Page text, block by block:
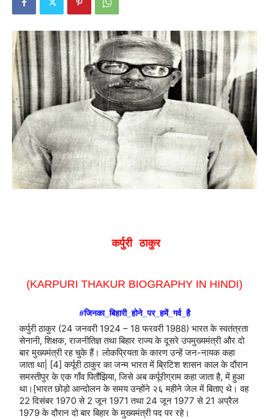
कर्पुरी ठाकुर‬
(KARPURI THAKUR BIOGRAPHY IN HINDI)
#‎जिनका_बिहारी_होने_पर_हमें_गर्व_है‬
कर्पुरी ठाकुर (24 जनवरी 1924 – 18 फरवरी 1988) भारत के स्वतंत्रता
सेनानी, शिक्षक, राजनीतिज्ञ तथा बिहार राज्य के दूसरे उपमुख्यमंत्री और दो
बार मुख्यमंत्री रह चुके हैं। लोकप्रियता के कारण उन्हें जन-नायक कहा
जाता था| [4] कर्पूरी ठाकुर का जन्म भारत में ब्रिटिश शासन काल के दौरान
समस्तीपुर के एक गाँव पितौंझिया, जिसे अब कर्पूरीग्राम कहा जाता है, में हुआ
था।[भारत छोड़ो आन्दोलन के समय उन्होंने २६ महीने जेल में बिताए थे। वह
22 दिसंबर 1970 से 2 जून 1971 तथा 24 जून 1977 से 21 अप्रैल
1979 के दौरान दो बार बिहार के मुख्यमंत्री पद पर रहे।